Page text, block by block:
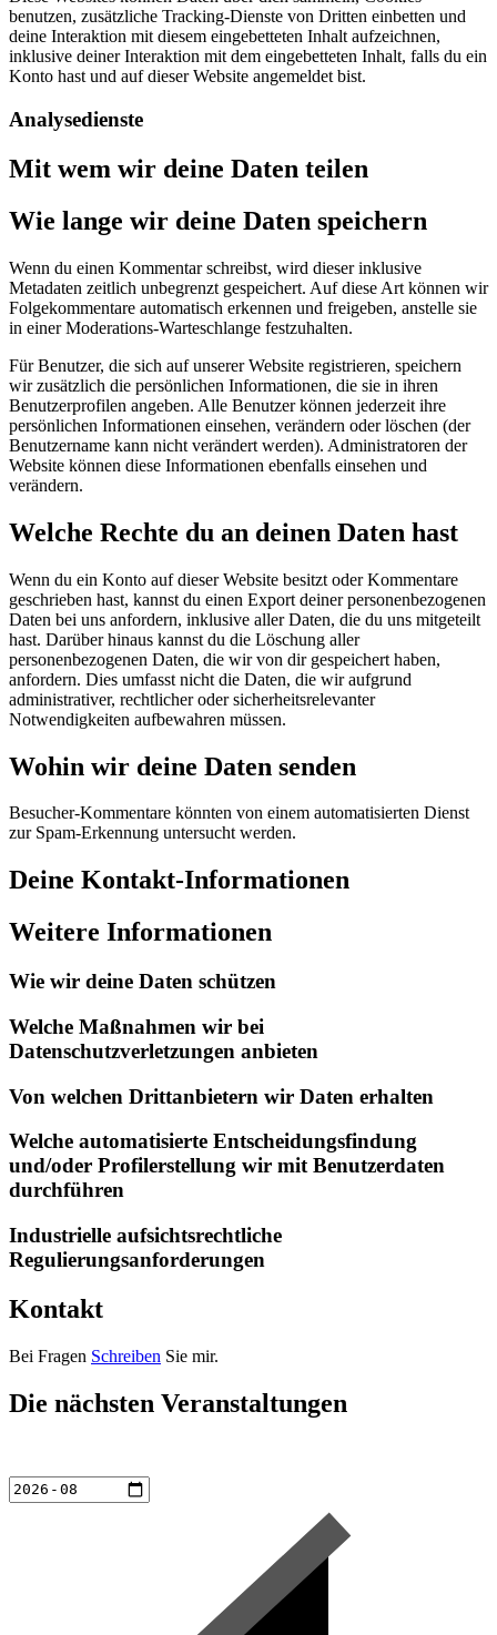
benutzen, zusätzliche Tracking-Dienste von Dritten einbetten und
deine Interaktion mit diesem eingebetteten Inhalt aufzeichnen,
inklusive deiner Interaktion mit dem eingebetteten Inhalt, falls du ein
Konto hast und auf dieser Website angemeldet bist.
Analysedienste
Mit wem wir deine Daten teilen
Wie lange wir deine Daten speichern
Wenn du einen Kommentar schreibst, wird dieser inklusive
Metadaten zeitlich unbegrenzt gespeichert. Auf diese Art können wir
Folgekommentare automatisch erkennen und freigeben, anstelle sie
in einer Moderations-Warteschlange festzuhalten.
Für Benutzer, die sich auf unserer Website registrieren, speichern
wir zusätzlich die persönlichen Informationen, die sie in ihren
Benutzerprofilen angeben. Alle Benutzer können jederzeit ihre
persönlichen Informationen einsehen, verändern oder löschen (der
Benutzername kann nicht verändert werden). Administratoren der
Website können diese Informationen ebenfalls einsehen und
verändern.
Welche Rechte du an deinen Daten hast
Wenn du ein Konto auf dieser Website besitzt oder Kommentare
geschrieben hast, kannst du einen Export deiner personenbezogenen
Daten bei uns anfordern, inklusive aller Daten, die du uns mitgeteilt
hast. Darüber hinaus kannst du die Löschung aller
personenbezogenen Daten, die wir von dir gespeichert haben,
anfordern. Dies umfasst nicht die Daten, die wir aufgrund
administrativer, rechtlicher oder sicherheitsrelevanter
Notwendigkeiten aufbewahren müssen.
Wohin wir deine Daten senden
Besucher-Kommentare könnten von einem automatisierten Dienst
zur Spam-Erkennung untersucht werden.
Deine Kontakt-Informationen
Weitere Informationen
Wie wir deine Daten schützen
Welche Maßnahmen wir bei
Datenschutzverletzungen anbieten
Von welchen Drittanbietern wir Daten erhalten
Welche automatisierte Entscheidungsfindung
und/oder Profilerstellung wir mit Benutzerdaten
durchführen
Industrielle aufsichtsrechtliche
Regulierungsanforderungen
Kontakt
Bei Fragen Schreiben Sie mir.
Die nächsten Veranstaltungen